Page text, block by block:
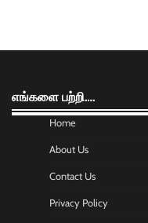
எங்களை பற்றி….
Home
About Us
Contact Us
Privacy Policy